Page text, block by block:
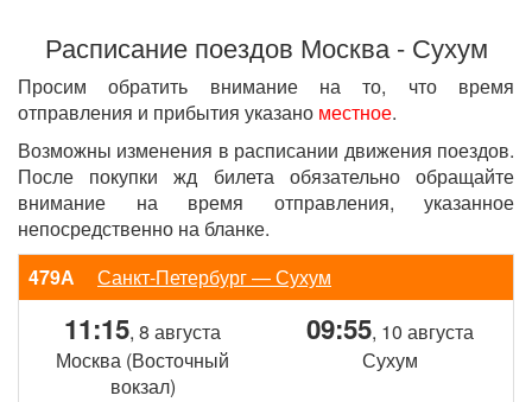
Расписание поездов Москва - Сухум
Просим обратить внимание на то, что время
отправления и прибытия указано местное.
Возможны изменения в расписании движения поездов.
После покупки жд билета обязательно обращайте
внимание на время отправления, указанное
непосредственно на бланке.
479А
Санкт-Петербург — Сухум
11:15, 8 августа
Москва (Восточный
вокзал)
09:55, 10 августа
Сухум